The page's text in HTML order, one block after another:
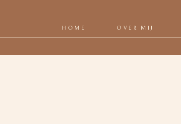
OVER MIJ
HOME